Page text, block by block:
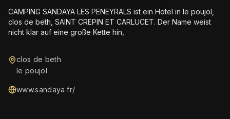
CAMPING SANDAYA LES PENEYRALS ist ein Hotel in le poujol,
clos de beth, SAINT CREPIN ET CARLUCET. Der Name weist
nicht klar auf eine große Kette hin,
clos de beth
le poujol
www.sandaya.fr/